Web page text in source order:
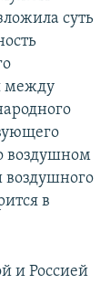
суть
между
воздушном
воздушного
в
и Россией